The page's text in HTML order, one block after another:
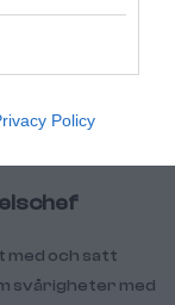
Policy
till ett
med och satt
svårigheter med